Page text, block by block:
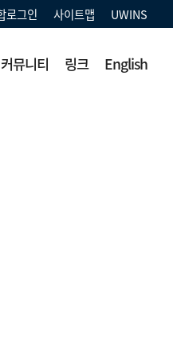
로그인 사이트맵 UWINS
커뮤니티 링크 English